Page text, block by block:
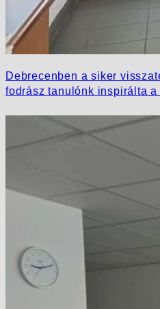
Debrecenben a siker
fodrász tanulónk inspirálta